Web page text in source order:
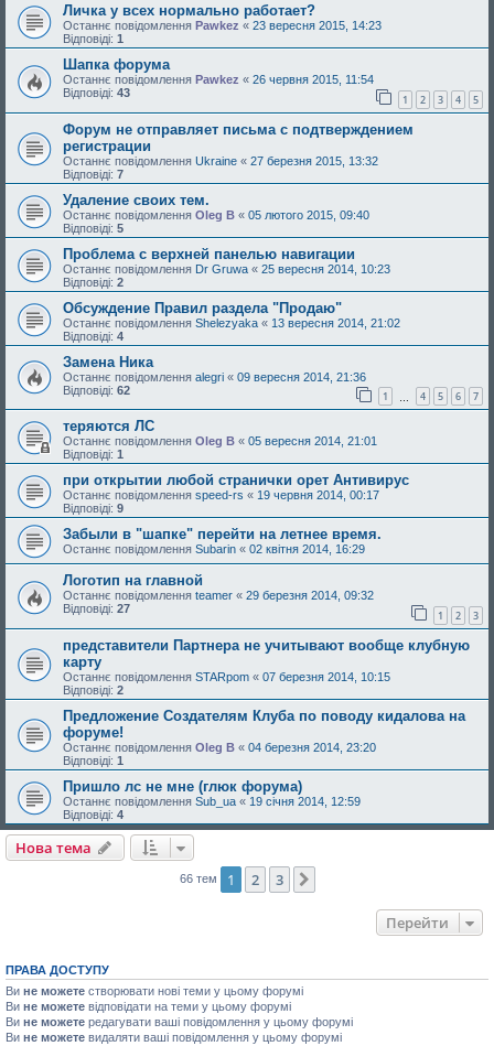
Личка у всех нормально работает?
Останнє повідомлення Pawkez « 23 вересня 2015, 14:23
Відповіді: 1
Шапка форума
Останнє повідомлення Pawkez « 26 червня 2015, 11:54
Відповіді: 43 1 2 3 4 5
Форум не отправляет письма с подтверждением
регистрации
Останнє повідомлення Ukraine « 27 березня 2015, 13:32
Відповіді: 7
Удаление своих тем.
Останнє повідомлення Oleg B « 05 лютого 2015, 09:40
Відповіді: 5
Проблема с верхней панелью навигации
Останнє повідомлення Dr Gruwa « 25 вересня 2014, 10:23
Відповіді: 2
Обсуждение Правил раздела "Продаю"
Останнє повідомлення Shelezyaka « 13 вересня 2014, 21:02
Відповіді: 4
Замена Ника
Останнє повідомлення alegri « 09 вересня 2014, 21:36
Відповіді: 62 1 4 5 6 7
теряются ЛС
Останнє повідомлення Oleg B « 05 вересня 2014, 21:01
Відповіді: 1
при открытии любой странички орет Антивирус
Останнє повідомлення speed-rs « 19 червня 2014, 00:17
Відповіді: 9
Забыли в "шапке" перейти на летнее время.
Останнє повідомлення Subarin « 02 квітня 2014, 16:29
Логотип на главной
Останнє повідомлення teamer « 29 березня 2014, 09:32
Відповіді: 27 1 2 3
представители Партнера не учитывают вообще клубную
карту
Останнє повідомлення STARpom « 07 березня 2014, 10:15
Відповіді: 2
Предложение Создателям Клуба по поводу кидалова на
форуме!
Останнє повідомлення Oleg B « 04 березня 2014, 23:20
Відповіді: 1
Пришло лс не мне (глюк форума)
Останнє повідомлення Sub_ua « 19 січня 2014, 12:59
Відповіді: 4
Нова тема
66 тем 1 2 3
Перейти
ПРАВА ДОСТУПУ
Ви не можете створювати нові теми у цьому форумі
Ви не можете відповідати на теми у цьому форумі
Ви не можете редагувати ваші повідомлення у цьому форумі
Ви не можете видаляти ваші повідомлення у цьому форумі